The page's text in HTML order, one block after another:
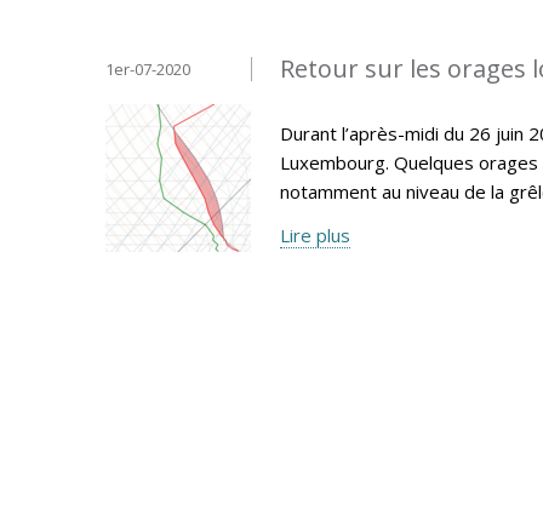
Retour sur les orages
1er-07-2020
Durant l’après-midi du 26 juin
Luxembourg. Quelques
notamment au niveau de la
Lire plus